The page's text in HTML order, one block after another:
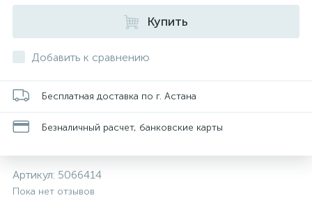
Купить
Добавить к сравнению
Бесплатная доставка по г. Астана
Безналичный расчет, банковские карты
Артикул: 5066414
Пока нет отзывов